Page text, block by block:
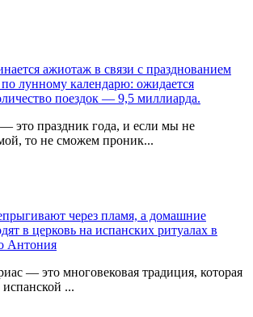
ажиотаж в связи с празднованием
лунному календарю: ожидается
поездок — 9,5 миллиарда.
это праздник года, и если мы не
то не сможем проник...
через пламя, а домашние
в церковь на испанских ритуалах в
Антония
— это многовековая традиция, которая
испанской ...